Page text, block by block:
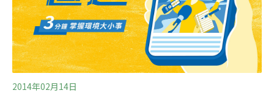
2014年02月14日